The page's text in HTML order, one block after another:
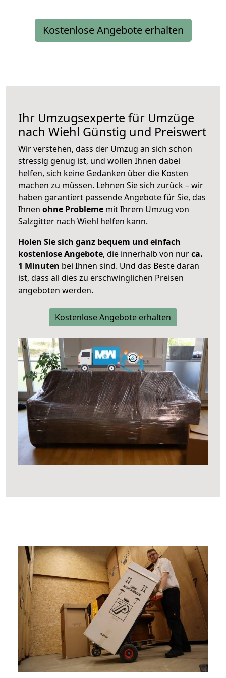
Kostenlose Angebote erhalten
Ihr Umzugsexperte für Umzüge
nach Wiehl Günstig und Preiswert
Wir verstehen, dass der Umzug an sich schon
stressig genug ist, und wollen Ihnen dabei
helfen, sich keine Gedanken über die Kosten
machen zu müssen. Lehnen Sie sich zurück – wir
haben garantiert passende Angebote für Sie, das
Ihnen ohne Probleme mit Ihrem Umzug von
Salzgitter nach Wiehl helfen kann.
Holen Sie sich ganz bequem und einfach
kostenlose Angebote, die innerhalb von nurca.
1 Minuten bei Ihnen sind. Und das Beste daran
ist, dass all dies zu erschwinglichen Preisen
angeboten werden.
Kostenlose Angebote erhalten